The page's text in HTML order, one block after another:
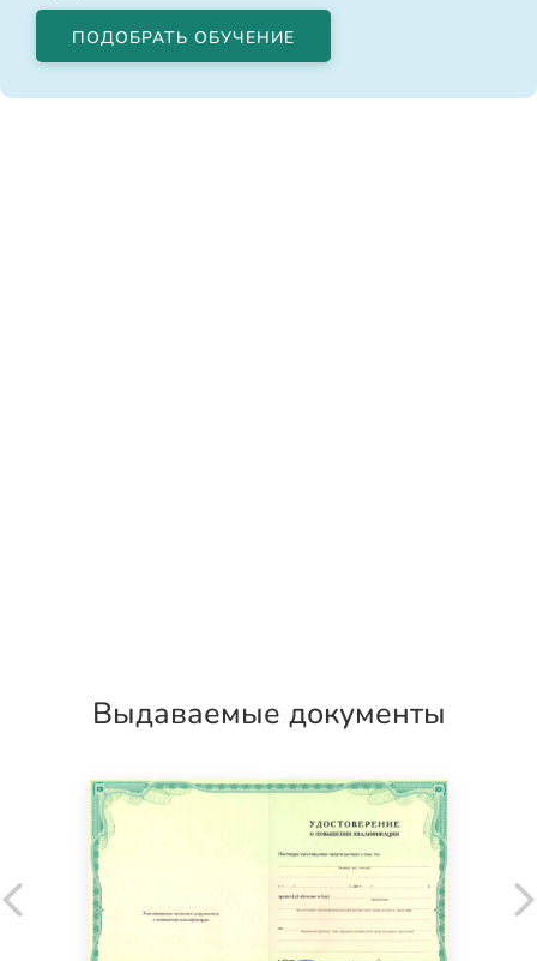
ПОДОБРАТЬ ОБУЧЕНИЕ
Выдаваемые документы